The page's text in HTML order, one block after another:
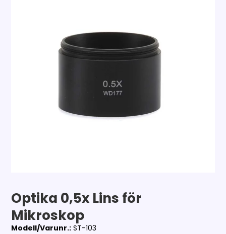
Optika 0,5x Lins för
Mikroskop
Modell/Varunr.: ST-103